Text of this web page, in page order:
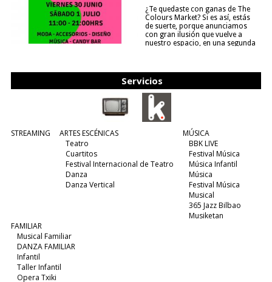
¿Te quedaste con ganas de The
Colours Market? Si es así, estás
de suerte, porque anunciamos
con gran ilusión que vuelve a
nuestro espacio, en una segunda
Servicios
STREAMING
ARTES ESCÉNICAS
Teatro
Cuartitos
Festival Internacional de Teatro
Danza
Danza Vertical
MÚSICA
BBK LIVE
Festival Música
Música Infantil
Música
Festival Música
Musical
365 Jazz Bilbao
Musiketan
FAMILIAR
Musical Familiar
DANZA FAMILIAR
Infantil
Taller Infantil
Opera Txiki